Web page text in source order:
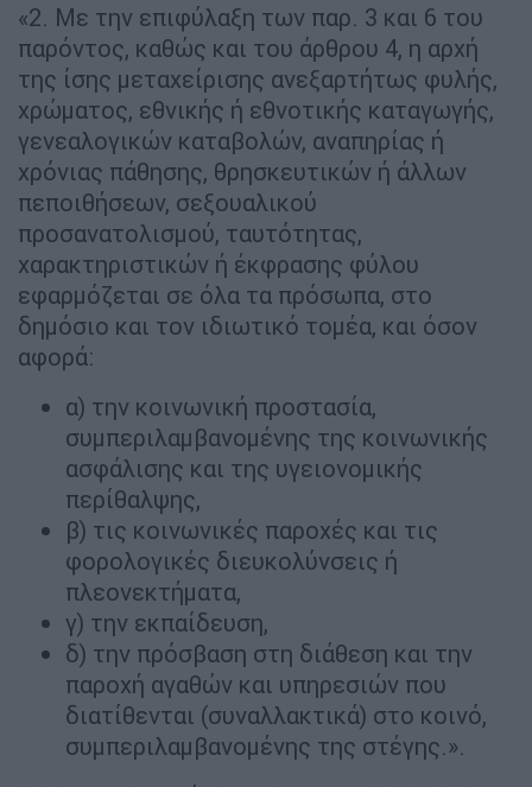
«2. Με την επιφύλαξη των παρ. 3 και 6 του
παρόντος, καθώς και του άρθρου 4, η αρχή
της ίσης μεταχείρισης ανεξαρτήτως φυλής,
χρώματος, εθνικής ή εθνοτικής καταγωγής,
γενεαλογικών καταβολών, αναπηρίας ή
χρόνιας πάθησης, θρησκευτικών ή άλλων
πεποιθήσεων, σεξουαλικού
προσανατολισμού, ταυτότητας,
χαρακτηριστικών ή έκφρασης φύλου
εφαρμόζεται σε όλα τα πρόσωπα, στο
δημόσιο και τον ιδιωτικό τομέα, και όσον
αφορά:
α) την κοινωνική προστασία,
συμπεριλαμβανομένης της κοινωνικής
ασφάλισης και της υγειονομικής
περίθαλψης,
β) τις κοινωνικές παροχές και τις
φορολογικές διευκολύνσεις ή
πλεονεκτήματα,
γ) την εκπαίδευση,
δ) την πρόσβαση στη διάθεση και την
παροχή αγαθών και υπηρεσιών που
διατίθενται (συναλλακτικά) στο κοινό,
συμπεριλαμβανομένης της στέγης.».